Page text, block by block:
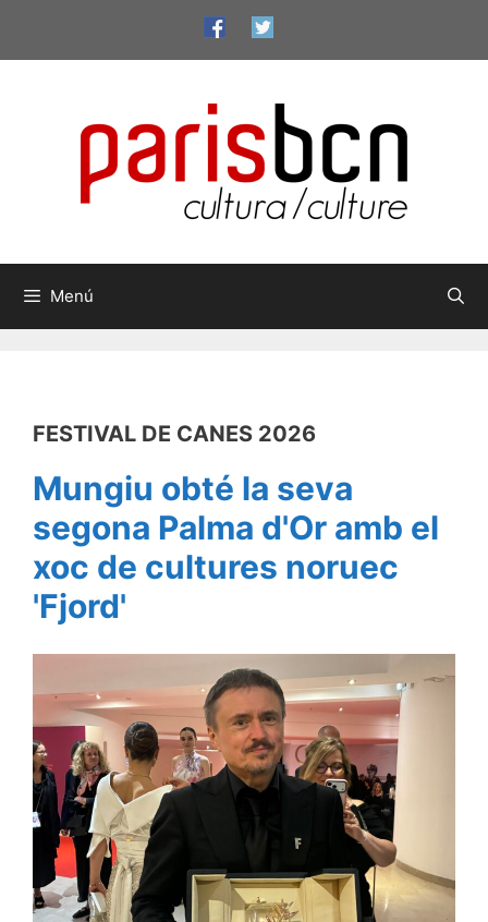
contingut
Menú
FESTIVAL DE CANES 2026
Mungiu obté la seva
segona Palma d'Or amb el
xoc de cultures noruec
'Fjord'